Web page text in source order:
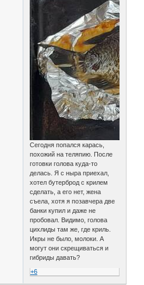
Сегодня попался карась,
похожий на теляпию. После
готовки голова куда-то
делась. Я с ныра приехал,
хотел бутерброд с крилем
сделать, а его нет, жена
съела, хотя я позавчера две
банки купил и даже не
пробовал. Видимо, голова
цихлиды там же, где криль.
Икры не было, молоки. А
могут они скрещиваться и
гибриды давать?
+6